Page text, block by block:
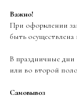
Важно!
При оформлении
быть осуществлена
В праздничные дни
или во второй
Самовывоз